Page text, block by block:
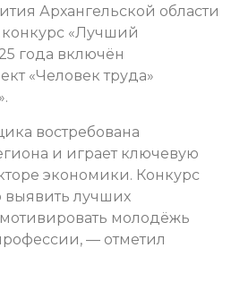
Архангельской области
«Лучший
года включён
«Человек труда»
востребована
и играет ключевую
экономики. Конкурс
выявить лучших
молодёжь
— отметил